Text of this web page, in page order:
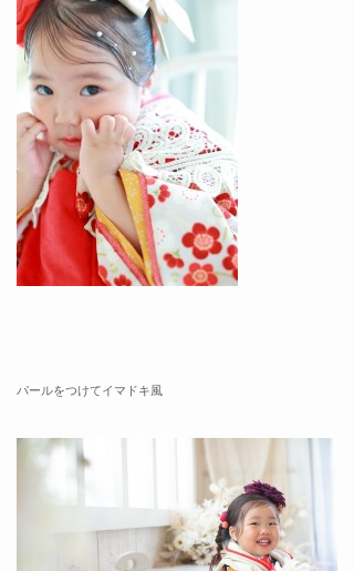
パールをつけてイマドキ風